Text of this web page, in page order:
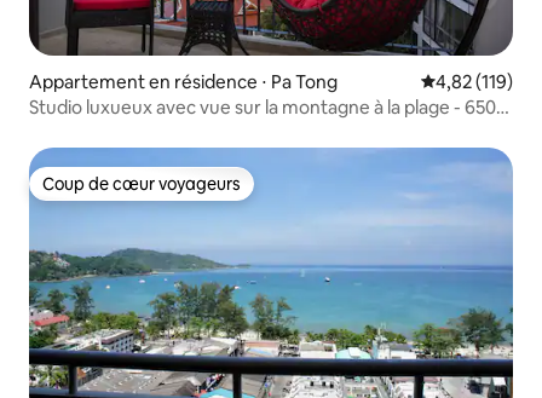
Appartement en résidence ⋅ Pa Tong Évaluation
4,82 (119)
Studio luxueux avec vue sur la montagne à la plage - 650
Coup de cœur voyageurs
Coup de cœur voyageurs